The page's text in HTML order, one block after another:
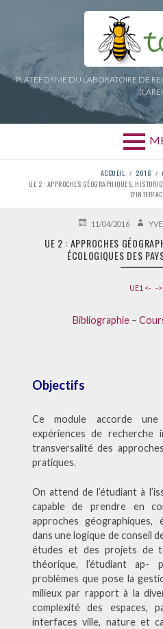
PLATEFORME DU LABORATOIRE DE
FIL
ACCUEIL 2016
UE 2 : APPROCHES GÉOGRAPHIQUES,
PUBLIÉ11/04/2016 AUTEUR
UE 2 : APPROCHES
ÉCOLOGIQUES DES
UE1 <- -
Bibliographie–
Objectifs
Ce module accorde
expériences de recherche
transversalité des
pratiques.
On attend de l’étudiant à
capable de prendre en
approches géographiques,
dans une logique de conseil
études et des projets de
théorique, l’étudiant ap-
problèmes que pose la
milieux par rapport à la
complexité des espaces,
interfaces ville, nature et